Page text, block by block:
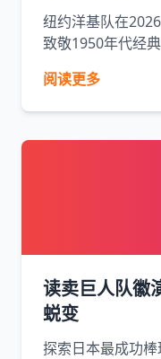
纽约洋基队在
致敬1950年代经
阅读更多
读卖巨人队徽
蜕变
探索日本最成功棒